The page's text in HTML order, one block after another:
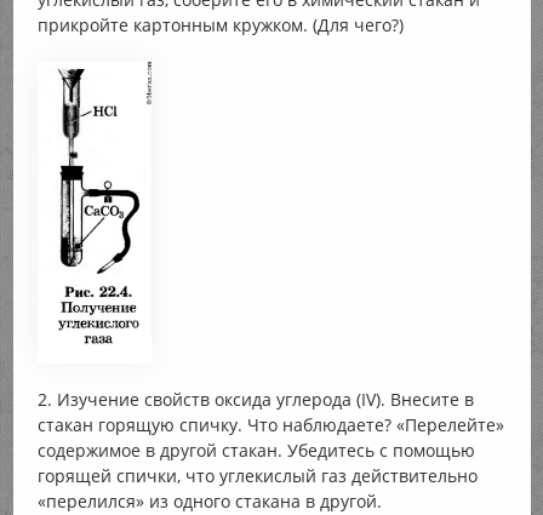
прикройте картонным кружком. (Для чего?)
2. Изучение свойств оксида углерода (IV). Внесите в
стакан горящую спичку. Что наблюдаете? «Перелейте»
содержимое в другой стакан. Убедитесь с помощью
горящей спички, что углекислый газ действительно
«перелился» из одного стакана в другой.